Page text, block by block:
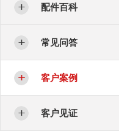
配件百科
常见问答
客户案例
客户见证